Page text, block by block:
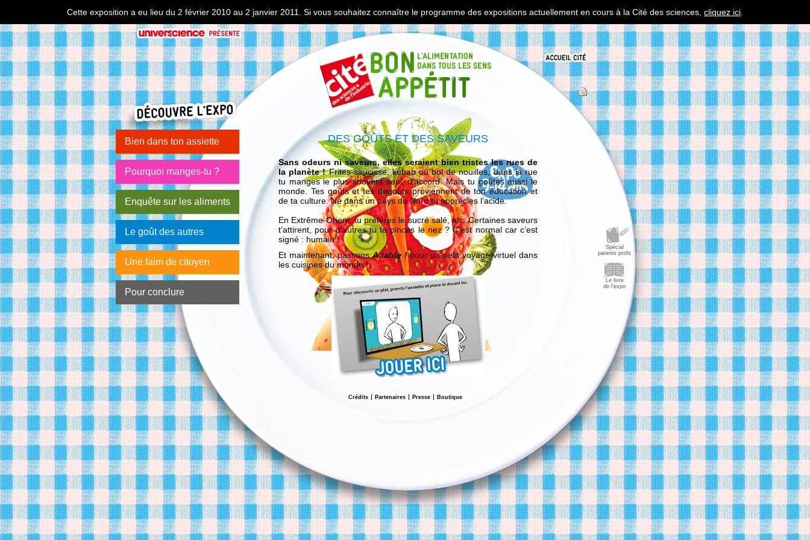
Cette exposition a eu lieu du 2 février 2010 au 2 janvier 2011. Si vous souhaitez connaître le programme des expositions actuellement en cours à la Cité des sciences, cliquez ici
Spécial
parents profs
Le livre
de l'expo
Bien dans ton assiette
Pourquoi manges-tu ?
Enquête sur les aliments
Le goût des autres
Une faim de citoyen
Pour conclure
DES GOÛTS ET DES SAVEURS
Sans odeurs ni saveurs, elles seraient bien tristes les rues de
la planète !Frites-saucisse, kébab ou bol de nouilles, dans la rue
tu manges le plus souvent seul, d’accord. Mais tu goûtes aussi le
monde. Tes goûts et tes dégoûts proviennent de ton éducation et
de ta culture. Né dans un pays du Nord tu apprécies l’acide.
En Extrême-Orient, tu préfères le sucré salé, etc. Certaines saveurs
t’attirent, pour d’autres tu te pinces le nez ? C’est normal car c’est
signé : humain !
Et maintenant, passonsA table !pour un petit voyage virtuel dans
les cuisines du monde !
Crédits Partenaires Presse Boutique